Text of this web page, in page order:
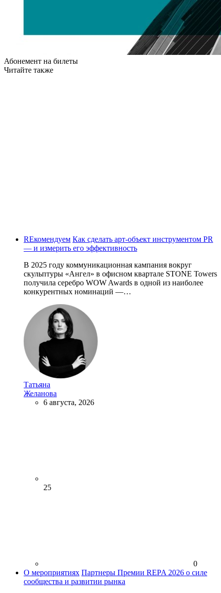
Абонемент на билеты
Читайте также
REкомендуем Как сделать арт-объект инструментом PR
— и измерить его эффективность
В 2025 году коммуникационная кампания вокруг
скульптуры «Ангел» в офисном квартале STONE Towers
получила серебро WOW Awards в одной из наиболее
конкурентных номинаций —…
Татьяна
Желанова
6 августа, 2026
25
0
О мероприятиях Партнеры Премии REPA 2026 о силе
сообщества и развитии рынка